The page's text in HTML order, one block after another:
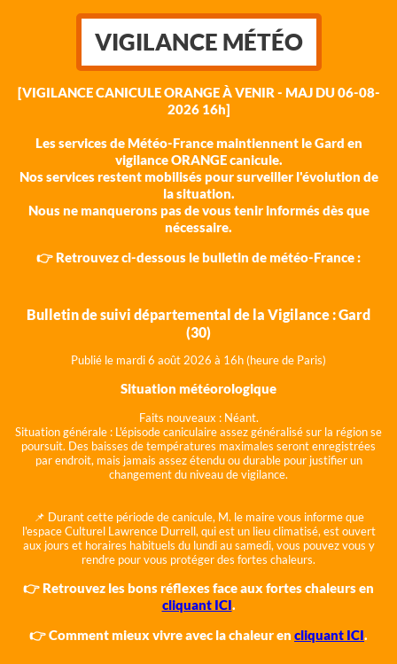
VIGILANCE MÉTÉO
[VIGILANCE CANICULE ORANGE À VENIR - MAJ DU 06-08-
2026 16h]
Les services de Météo-France maintiennent le Gard en
vigilance ORANGE canicule.
Nos services restent mobilisés pour surveiller l'évolution de
la situation.
Nous ne manquerons pas de vous tenir informés dès que
nécessaire.
👉 Retrouvez ci-dessous le bulletin de météo-France :
Bulletin de suivi départemental de la Vigilance : Gard
(30)
Publié le mardi 6 août 2026 à 16h (heure de Paris)
Situation météorologique
Faits nouveaux : Néant.
Situation générale : L'épisode caniculaire assez généralisé sur la région se
poursuit. Des baisses de températures maximales seront enregistrées
par endroit, mais jamais assez étendu ou durable pour justifier un
changement du niveau de vigilance.
📌 Durant cette période de canicule, M. le maire vous informe que
l'espace Culturel Lawrence Durrell, qui est un lieu climatisé, est ouvert
aux jours et horaires habituels du lundi au samedi, vous pouvez vous y
rendre pour vous protéger des fortes chaleurs.
👉 Retrouvez les bons réflexes face aux fortes chaleurs en
cliquant ICI.
👉 Comment mieux vivre avec la chaleur en cliquant ICI.